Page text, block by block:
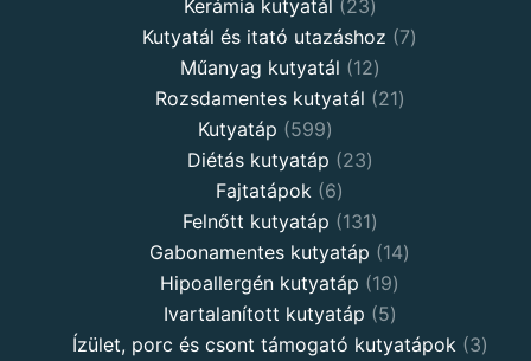
products
Kerámia kutyatál 2323
products
Kutyatál és itató utazáshoz 77
Műanyag kutyatál 1212
products
Rozsdamentes kutyatál 2121
Kutyatáp 599599
products
Diétás kutyatáp 2323
Fajtatápok 66
products
Felnőtt kutyatáp 131131
products
Gabonamentes kutyatáp 1414
Hipoallergén kutyatáp 1919
products
Ivartalanított kutyatáp 55
products
Ízület, porc és csont támogató kutyatápok 33